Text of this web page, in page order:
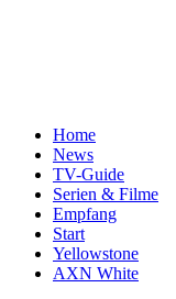
Home
News
TV-Guide
Serien & Filme
Empfang
Start
Yellowstone
AXN White